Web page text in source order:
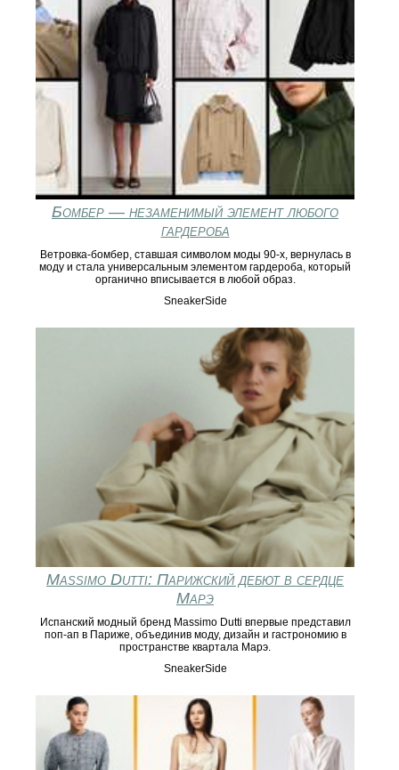
Бомбер — незаменимый элемент любого
гардероба
Ветровка-бомбер, ставшая символом моды 90-х, вернулась в
моду и стала универсальным элементом гардероба, который
органично вписывается в любой образ.
SneakerSide
Massimo Dutti: Парижский дебют в сердце
Марэ
Испанский модный бренд Massimo Dutti впервые представил
поп-ап в Париже, объединив моду, дизайн и гастрономию в
пространстве квартала Марэ.
SneakerSide